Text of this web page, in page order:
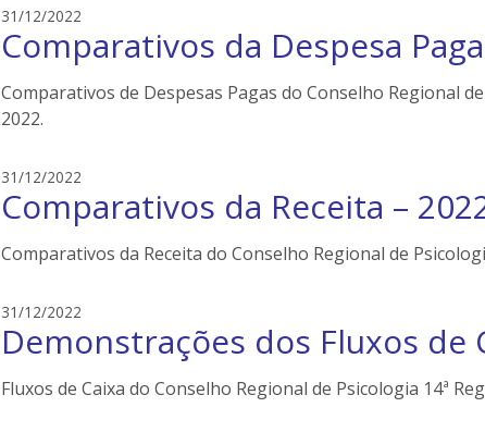
i
l
r
31/12/2022e
d
s
o
l
e
s
Comparativos da Despesa
Comparativos de Despesas Pagas do Conselho Regional
2022.
31/12/2022e
d
s
o
i
l
r
Comparativos da Receita –
Comparativos da Receita do Conselho Regional de
31/12/2022e
d
s
o
Demonstrações dos Fluxos de
Fluxos de Caixa do Conselho Regional de Psicologia 14ª